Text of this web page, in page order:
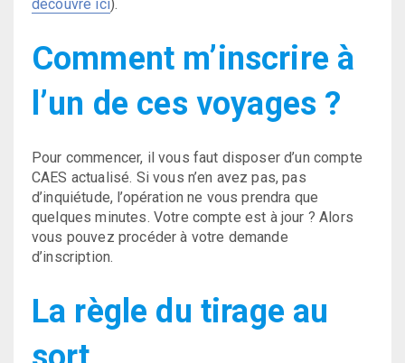
découvre ici).
Comment m’inscrire à
l’un de ces voyages ?
Pour commencer, il vous faut disposer d’un compte
CAES actualisé. Si vous n’en avez pas, pas
d’inquiétude, l’opération ne vous prendra que
quelques minutes. Votre compte est à jour ? Alors
vous pouvez procéder à votre demande
d’inscription.
La règle du tirage au